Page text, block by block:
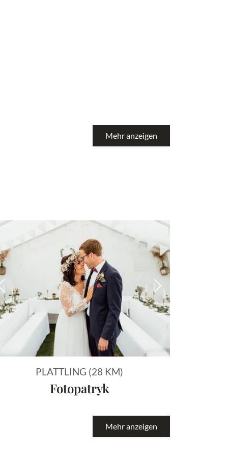
Mehr anzeigen
Bild
Vorheriges Bild Nächstes Bild
PLATTLING (28 KM)
Fotopatryk
Mehr anzeigen